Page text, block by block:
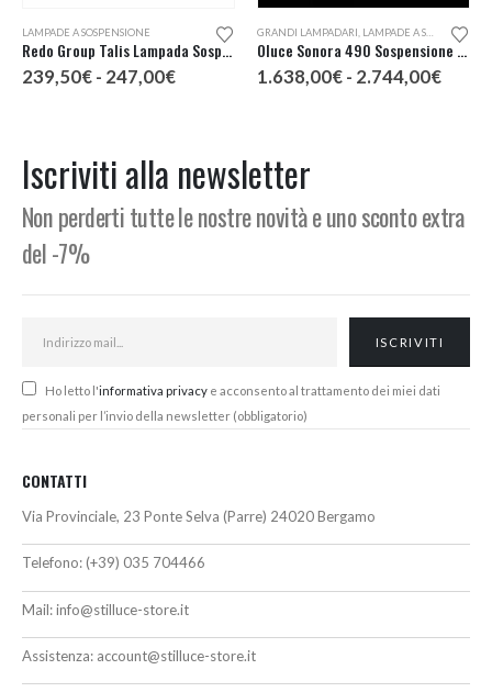
LAMPADE A SOSPENSIONE
Redo Group Talis Lampada Sospensione 3 Luci
239,50€ - 247,00€Fascia
a
247,00€
Questo prodotto ha più varianti. Le opzioni possono essere scelte nella pagina del prodotto
GRANDI LAMPADARI, LAMPADE A SOSPENSIONE
Oluce Sonora 490 Sospensione d. 90
1.638,00€ - 2.744,00€Fascia
Iscriviti alla newsletter
Non perderti tutte le nostre novità e uno sconto extra
del -7%
Ho letto l'informativa privacy e acconsento al trattamento dei miei dati
personali per l’invio della newsletter (obbligatorio)
CONTATTI
Via Provinciale, 23 Ponte Selva (Parre) 24020 Bergamo
Telefono: (+39) 035 704466
Mail:info@stilluce-store.it
Assistenza: account@stilluce-store.it